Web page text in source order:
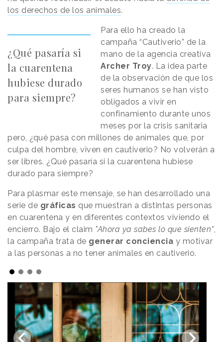
los derechos de los animales.
¿Qué pasaría si
la cuarentena
hubiese durado
para siempre?
Para ello ha creado la
campaña “Cautiverio” de la
mano de la agencia creativa
Archer Troy. La idea parte
de la observación de que los
seres humanos se han visto
obligados a vivir en
confinamiento durante unos
meses por la crisis sanitaria
pero, ¿qué pasa con millones de animales que, por
culpa del hombre, viven en cautiverio? No volverán a
ser libres. ¿Qué pasaría si la cuarentena hubiese
durado para siempre?
Para plasmar este mensaje, se han desarrollado una
serie de gráficas que muestran a distintas personas
en cuarentena y en diferentes contextos viviendo el
encierro. Bajo el claim "Ahora ya sabes lo que sienten”,
la campaña trata de generar conciencia y motivar
a las personas a no tener animales en cautiverio.